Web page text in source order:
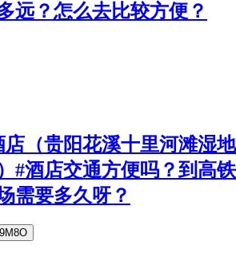
远？怎么去比较方便？
店（贵阳花溪十里河滩湿地
#酒店交通方便吗？到高铁
需要多久呀？